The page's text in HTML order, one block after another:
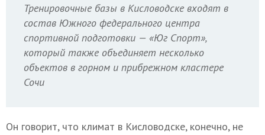
Тренировочные базы в Кисловодске входят в
состав Южного федерального центра
спортивной подготовки — «Юг Спорт»,
который также объединяет несколько
объектов в горном и прибрежном кластере
Сочи
Он говорит, что климат в Кисловодске, конечно, не